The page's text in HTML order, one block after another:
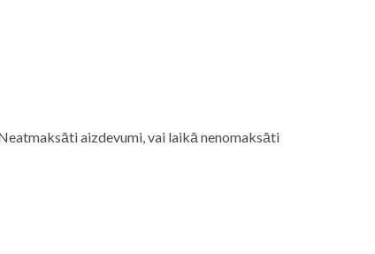
aizdevumi, vai laikā nenomaksāti